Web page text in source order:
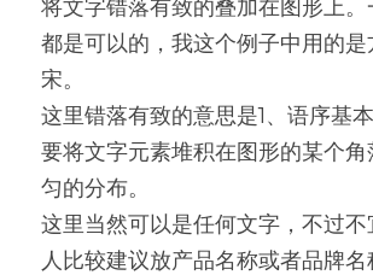
将文字错落有致的叠加在图形上
都是可以的，我这个例子中用的
宋。
这里错落有致的意思是1、语序基
要将文字元素堆积在图形的某个
匀的分布。
这里当然可以是任何文字，不过
人比较建议放产品名称或者品牌名